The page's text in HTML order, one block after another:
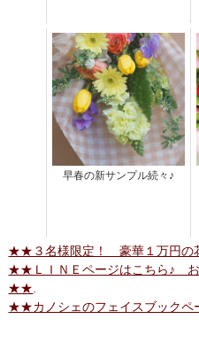
早春の新サンプル続々♪
★★３名様限定！ 豪華１万円の
★★ＬＩＮＥページはこちら♪ お
★★
★★カノシェのフェイスブック